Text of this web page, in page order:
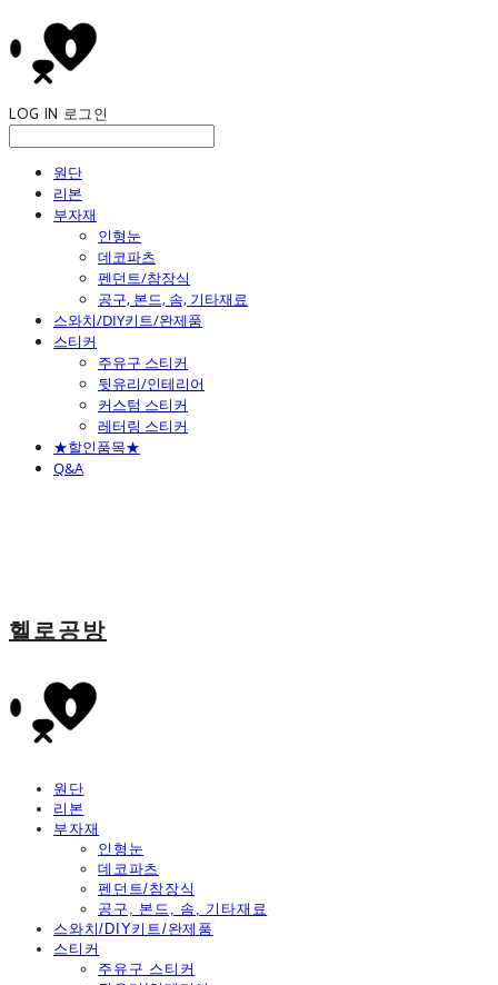
LOG IN 로그인
원단
리본
부자재
인형눈
데코파츠
펜던트/참장식
공구, 본드, 솜, 기타재료
스와치/DIY키트/완제품
스티커
주유구 스티커
뒷유리/인테리어
커스텀 스티커
레터링 스티커
★할인품목★
Q&A
헬로공방
원단
리본
부자재
인형눈
데코파츠
펜던트/참장식
공구, 본드, 솜, 기타재료
스와치/DIY키트/완제품
스티커
주유구 스티커